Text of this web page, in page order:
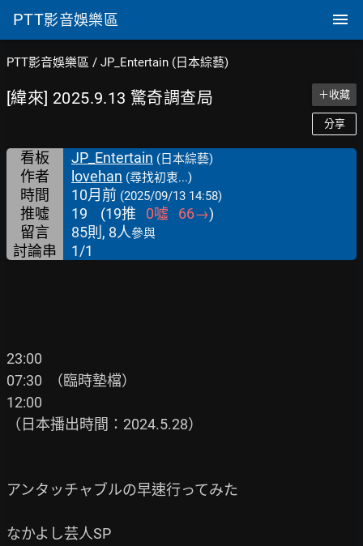
PTT影音娛樂區
PTT影音娛樂區 / JP_Entertain (日本綜藝)
[緯來] 2025.9.13 驚奇調查局 ＋收藏
分享
看板 JP_Entertain (日本綜藝)
作者 lovehan (尋找初衷...)
時間 10月前 (2025/09/13 14:58)
推噓 19 (19推 0噓 66→)
留言
85則, 8人參與
討論串 1/1
23:00
07:30  （臨時墊檔）
12:00
（日本播出時間：2024.5.28）
アンタッチャブルの早速行ってみた
なかよし芸人SP